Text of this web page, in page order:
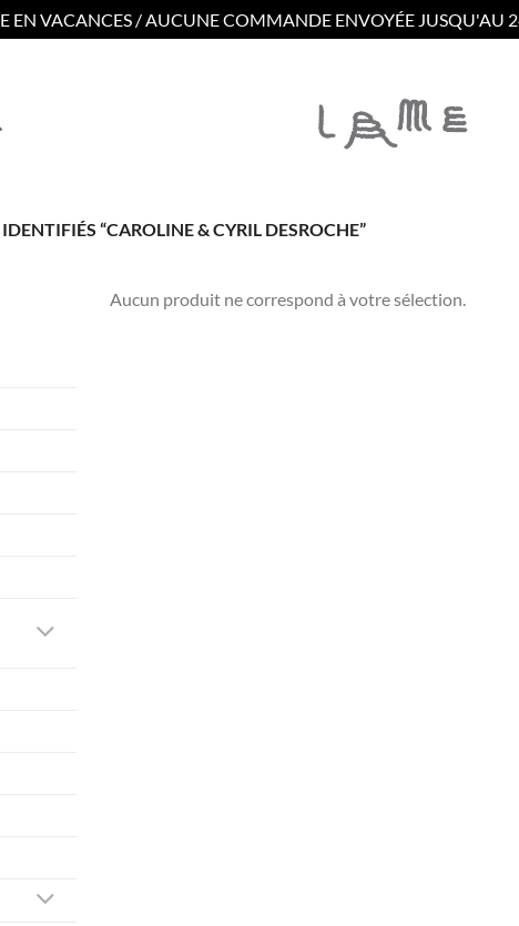
EN VACANCES / AUCUNE COMMANDE ENVOYÉE
“CAROLINE & CYRIL DESROCHE”
Aucun produit ne correspond à votre sélection.